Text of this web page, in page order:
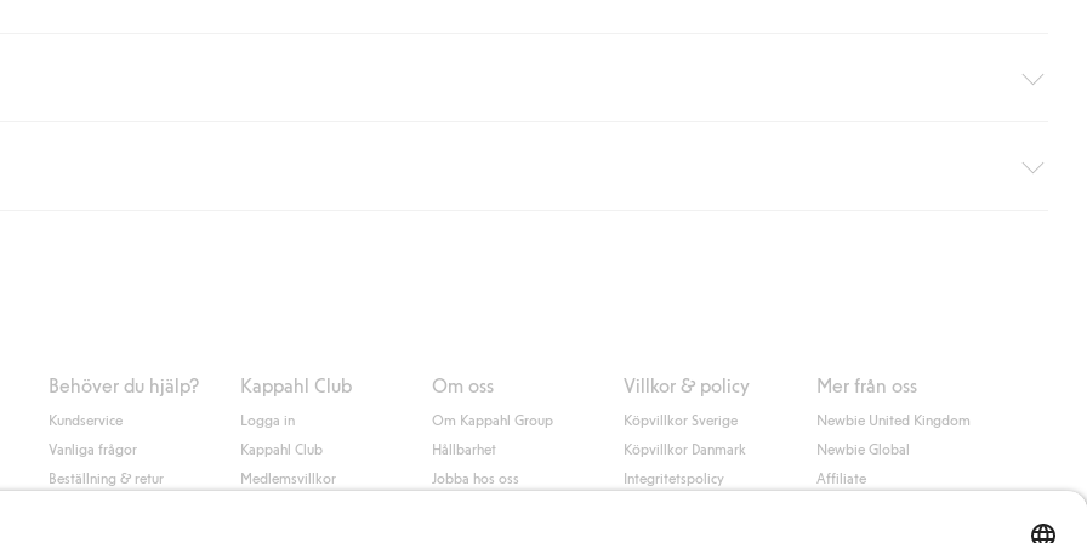
du handlar för över 500kr med leverans till ombud eller paketbox (gäller ej hemleverans). Frakten tas bort per automatik efter du
Behöver du hjälp?
Kundservice
Vanliga frågor
Beställning & retur
Kappahl Club
Logga in
Kappahl Club
Medlemsvillkor
Om oss
Om Kappahl Group
Hållbarhet
Jobba hos oss
Villkor & policy
Köpvillkor Sverige
Köpvillkor Danmark
Integritetspolicy
Mer från oss
Newbie United Kingdom
Newbie Global
Affiliate